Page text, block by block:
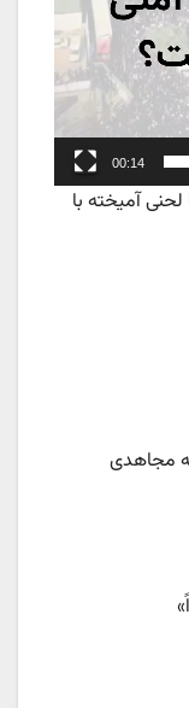
00:14
آمیخته با
مجاهدی